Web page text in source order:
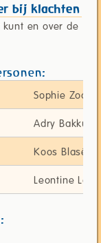
bij klachten
en over de
Sophie Zoon
Adry Bakkum
Koos Blasé
Leontine